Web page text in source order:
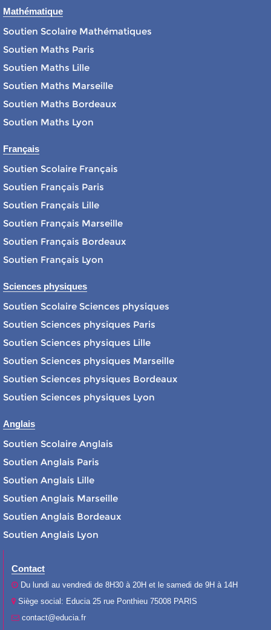
Mathématique
Soutien Scolaire Mathématiques
Soutien Maths Paris
Soutien Maths Lille
Soutien Maths Marseille
Soutien Maths Bordeaux
Soutien Maths Lyon
Français
Soutien Scolaire Français
Soutien Français Paris
Soutien Français Lille
Soutien Français Marseille
Soutien Français Bordeaux
Soutien Français Lyon
Sciences physiques
Soutien Scolaire Sciences physiques
Soutien Sciences physiques Paris
Soutien Sciences physiques Lille
Soutien Sciences physiques Marseille
Soutien Sciences physiques Bordeaux
Soutien Sciences physiques Lyon
Anglais
Soutien Scolaire Anglais
Soutien Anglais Paris
Soutien Anglais Lille
Soutien Anglais Marseille
Soutien Anglais Bordeaux
Soutien Anglais Lyon
Contact
Du lundi au vendredi de 8H30 à 20H et le samedi de 9H à 14H
Siège social: Educia 25 rue Ponthieu 75008 PARIS
contact@educia.fr